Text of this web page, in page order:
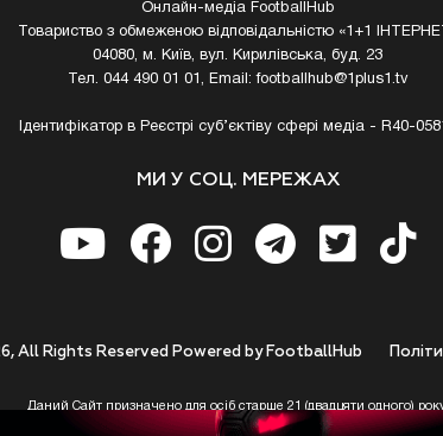
Онлайн-медіа FootballHub
Товариство з обмеженою відповідальністю «1+1
04080, м. Київ, вул. Кирилівська, буд. 23
Тел. 044 490 01 01, Email:footballhub@1plus1.tv
Ідентифікатор в Реєстрі суб’єктіву сфері медіа - R40-
МИ У СОЦ. МЕРЕЖАХ
All Rights Reserved Powered by FootballHub
Даний Сайт призначено для осіб старше 21 (двадцяти одного)
https://footballhub.ua, Користувач цим підтверджує, що